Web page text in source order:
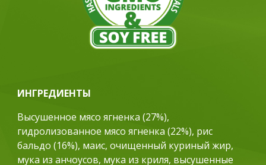
ИНГРЕДИЕНТЫ
Высушенное мясо ягненка (27%),
гидролизованное мясо ягненка (22%), рис
бальдо (16%), маис, очищенный куриный жир,
мука из анчоусов, мука из криля, высушенные